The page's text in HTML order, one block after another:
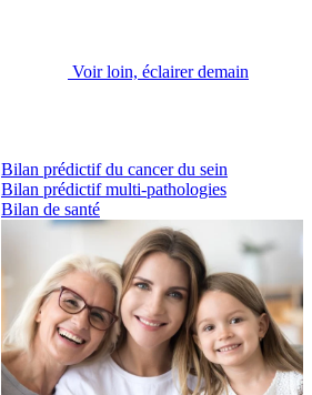
Voir loin, éclairer demain
Bilan prédictif du cancer du sein
Bilan prédictif multi-pathologies
Bilan de santé